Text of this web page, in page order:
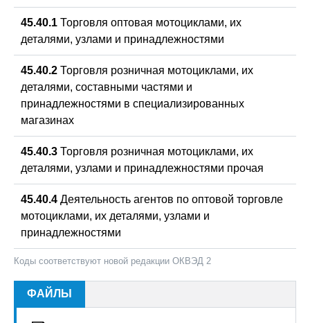
45.40.1 Торговля оптовая мотоциклами, их
деталями, узлами и принадлежностями
45.40.2 Торговля розничная мотоциклами, их
деталями, составными частями и
принадлежностями в специализированных
магазинах
45.40.3 Торговля розничная мотоциклами, их
деталями, узлами и принадлежностями прочая
45.40.4 Деятельность агентов по оптовой торговле
мотоциклами, их деталями, узлами и
принадлежностями
Коды соответствуют новой редакции ОКВЭД 2
ФАЙЛЫ